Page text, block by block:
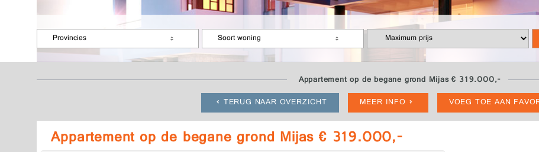
Provincies Soort woning
Appartement op de begane grond Mijas € 319.000,-
TERUG NAAR OVERZICHT
MEER INFO VOEG TOE AAN
Appartement op de begane grond Mijas € 319.000,-